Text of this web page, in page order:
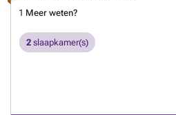
1 Meer weten?
2 slaapkamer(s)